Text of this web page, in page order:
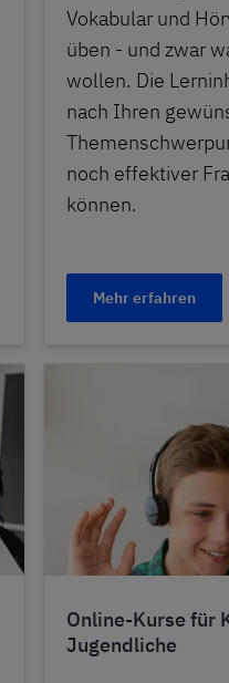
Vokabular und
üben - und zwar
wollen. Die
nach Ihren
noch effektiver
können.
Mehr erfahren
Online-Kurse für
Jugendliche